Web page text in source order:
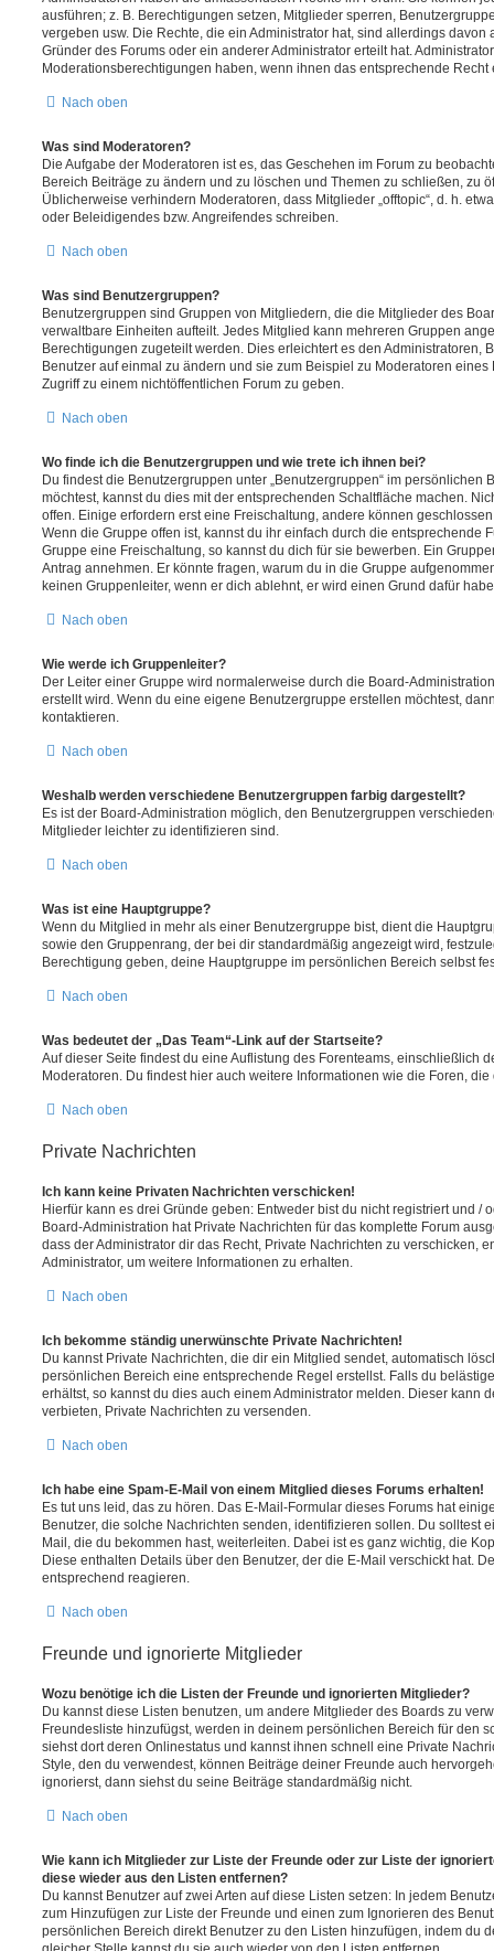
ausführen; z. B. Berechtigungen setzen, Mitglieder sperren,
vergeben usw. Die Rechte, die ein Administrator hat, sind allerdings
Gründer des Forums oder ein anderer Administrator erteilt hat.
Moderationsberechtigungen haben, wenn ihnen das entsprechende Recht
Nach oben
Was sind Moderatoren?
Die Aufgabe der Moderatoren ist es, das Geschehen im Forum zu
Bereich Beiträge zu ändern und zu löschen und Themen zu schließen, zu
Üblicherweise verhindern Moderatoren, dass Mitglieder „offtopic“, d. h.
oder Beleidigendes bzw. Angreifendes schreiben.
Nach oben
Was sind Benutzergruppen?
Benutzergruppen sind Gruppen von Mitgliedern, die die Mitglieder des
verwaltbare Einheiten aufteilt. Jedes Mitglied kann mehreren Gruppen
Berechtigungen zugeteilt werden. Dies erleichtert es den Administratoren,
Benutzer auf einmal zu ändern und sie zum Beispiel zu Moderatoren
Zugriff zu einem nichtöffentlichen Forum zu geben.
Nach oben
Wo finde ich die Benutzergruppen und wie trete ich ihnen bei?
Du findest die Benutzergruppen unter „Benutzergruppen“ im persönlichen
möchtest, kannst du dies mit der entsprechenden Schaltfläche machen.
offen. Einige erfordern erst eine Freischaltung, andere können
Wenn die Gruppe offen ist, kannst du ihr einfach durch die entsprechende
Gruppe eine Freischaltung, so kannst du dich für sie bewerben. Ein
Antrag annehmen. Er könnte fragen, warum du in die Gruppe
keinen Gruppenleiter, wenn er dich ablehnt, er wird einen Grund dafür
Nach oben
Wie werde ich Gruppenleiter?
Der Leiter einer Gruppe wird normalerweise durch die Board-
erstellt wird. Wenn du eine eigene Benutzergruppe erstellen möchtest,
kontaktieren.
Nach oben
Weshalb werden verschiedene Benutzergruppen farbig dargestellt?
Es ist der Board-Administration möglich, den Benutzergruppen
Mitglieder leichter zu identifizieren sind.
Nach oben
Was ist eine Hauptgruppe?
Wenn du Mitglied in mehr als einer Benutzergruppe bist, dient die
sowie den Gruppenrang, der bei dir standardmäßig angezeigt wird,
Berechtigung geben, deine Hauptgruppe im persönlichen Bereich selbst
Nach oben
Was bedeutet der „Das Team“-Link auf der Startseite?
Auf dieser Seite findest du eine Auflistung des Forenteams, einschließlich
Moderatoren. Du findest hier auch weitere Informationen wie die Foren,
Nach oben
Private Nachrichten
Ich kann keine Privaten Nachrichten verschicken!
Hierfür kann es drei Gründe geben: Entweder bist du nicht registriert und /
Board-Administration hat Private Nachrichten für das komplette Forum
dass der Administrator dir das Recht, Private Nachrichten zu verschicken,
Administrator, um weitere Informationen zu erhalten.
Nach oben
Ich bekomme ständig unerwünschte Private Nachrichten!
Du kannst Private Nachrichten, die dir ein Mitglied sendet, automatisch
persönlichen Bereich eine entsprechende Regel erstellst. Falls du
erhältst, so kannst du dies auch einem Administrator melden. Dieser kann
verbieten, Private Nachrichten zu versenden.
Nach oben
Ich habe eine Spam-E-Mail von einem Mitglied dieses Forums erhalten!
Es tut uns leid, das zu hören. Das E-Mail-Formular dieses Forums hat
Benutzer, die solche Nachrichten senden, identifizieren sollen. Du solltest
Mail, die du bekommen hast, weiterleiten. Dabei ist es ganz wichtig, die
Diese enthalten Details über den Benutzer, der die E-Mail verschickt hat.
entsprechend reagieren.
Nach oben
Freunde und ignorierte Mitglieder
Wozu benötige ich die Listen der Freunde und ignorierten Mitglieder?
Du kannst diese Listen benutzen, um andere Mitglieder des Boards zu
Freundesliste hinzufügst, werden in deinem persönlichen Bereich für den
siehst dort deren Onlinestatus und kannst ihnen schnell eine Private
Style, den du verwendest, können Beiträge deiner Freunde auch
ignorierst, dann siehst du seine Beiträge standardmäßig nicht.
Nach oben
Wie kann ich Mitglieder zur Liste der Freunde oder zur Liste der
diese wieder aus den Listen entfernen?
Du kannst Benutzer auf zwei Arten auf diese Listen setzen: In jedem
zum Hinzufügen zur Liste der Freunde und einen zum Ignorieren des
persönlichen Bereich direkt Benutzer zu den Listen hinzufügen, indem du